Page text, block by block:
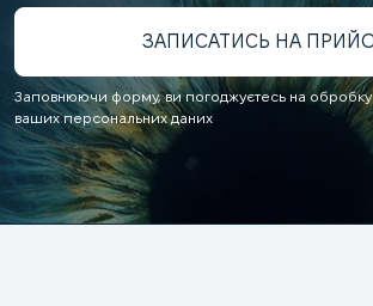
Заповнюючи форму, ви погоджуєтесь на обробку
ваших персональних даних